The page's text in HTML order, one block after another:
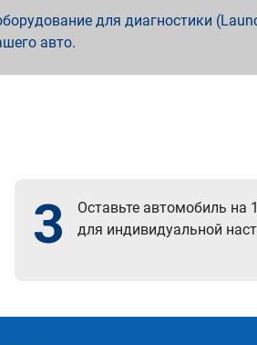
для диагностики
авто.
3
Оставьте автомобиль на
для индивидуальной